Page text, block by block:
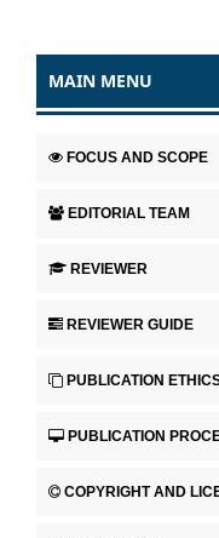
MAIN MENU
FOCUS AND SCOPE
EDITORIAL TEAM
REVIEWER
REVIEWER GUIDE
PUBLICATION
PUBLICATION
COPYRIGHT AND